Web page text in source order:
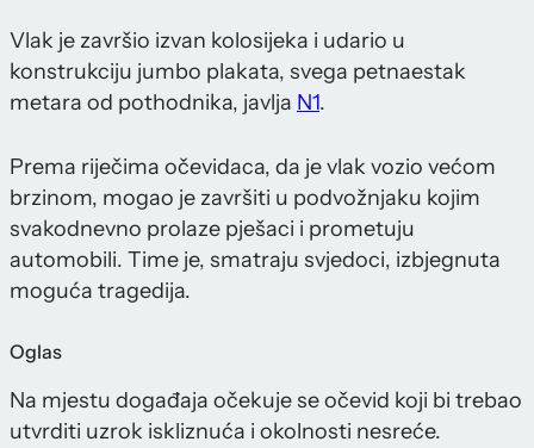
Vlak je završio izvan kolosijeka i udario u
konstrukciju jumbo plakata, svega petnaestak
metara od pothodnika, javlja N1.
Prema riječima očevidaca, da je vlak vozio većom
brzinom, mogao je završiti u podvožnjaku kojim
svakodnevno prolaze pješaci i prometuju
automobili. Time je, smatraju svjedoci, izbjegnuta
moguća tragedija.
Oglas
Na mjestu događaja očekuje se očevid koji bi trebao
utvrditi uzrok iskliznuća i okolnosti nesreće.